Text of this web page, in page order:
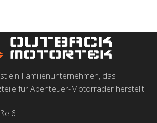
ein Familienunternehmen, das
für Abenteuer-Motorräder herstellt.
6